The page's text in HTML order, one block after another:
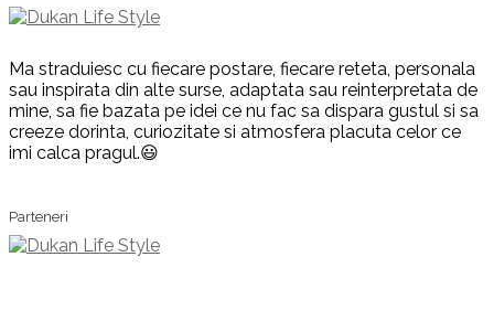
Ma straduiesc cu fiecare postare, fiecare reteta, personala
sau inspirata din alte surse, adaptata sau reinterpretata de
mine, sa fie bazata pe idei ce nu fac sa dispara gustul si sa
creeze dorinta, curiozitate si atmosfera placuta celor ce
imi calca pragul.😃
Parteneri